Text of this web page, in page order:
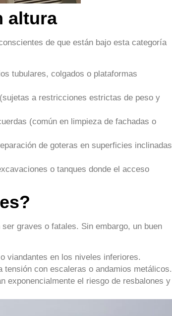
altura
de que están bajo esta categoría
tubulares, colgados o plataformas
a restricciones estrictas de peso y
(común en limpieza de fachadas o
de goteras en superficies inclinadas
o tanques donde el acceso
graves o fatales. Sin embargo, un buen
viandantes en los niveles inferiores.
con escaleras o andamios metálicos.
exponencialmente el riesgo de resbalones y